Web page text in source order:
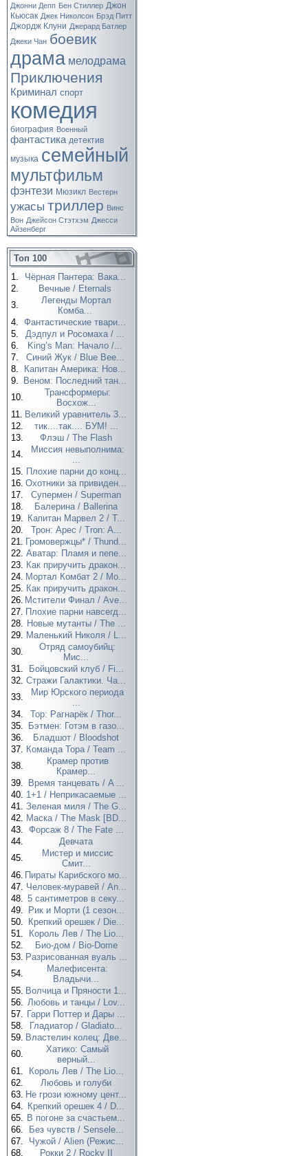
Джонни Депп Бен Стиллер Джон
Кьюсак Джек Николсон Брэд Питт
Джордж Клуни Джерард Батлер
Джеки Чан боевик
драма мелодрама
Приключения
Криминал спорт
комедия
биография Военный
фантастика детектив
музыка семейный
мультфильм
фэнтези Мюзикл Вестерн
ужасы триллер Винс
Вон Джейсон Стэтхэм Джесси
Айзенберг
Топ 100
1.
Чёрная Пантера: Вака...
2.
Вечные / Eternals
3.
Легенды Мортал
Комба...
4. Фантастические твари...
5.
Дэдпул и Росомаха / ...
6.
King’s Man: Начало /...
7.
Синий Жук / Blue Bee...
8.
Капитан Америка: Нов...
9.
Веном: Последний тан...
10.
Трансформеры:
Восхож...
11. Великий уравнитель 3...
12.
тик....так.... БУМ! ...
13.
Флэш / The Flash
14.
Миссия невыполнима:
...
15. Плохие парни до конц...
16. Охотники за привиден...
17.
Супермен / Superman
18.
Балерина / Ballerina
19. Капитан Марвел 2 / T...
20.
Трон: Арес / Tron: A...
21. Громовержцы* / Thund...
22. Аватар: Пламя и пепе...
23. Как приручить дракон...
24. Мортал Комбат 2 / Mo...
25. Как приручить дракон...
26. Мстители Финал / Ave...
27. Плохие парни навсегд...
28. Новые мутанты / The ...
29. Маленький Николя / L...
30.
Отряд самоубийц:
Мис...
31.
Бойцовский клуб / Fi...
32. Стражи Галактики. Ча...
33.
Мир Юрского периода
...
34.
Тор: Рагнарёк / Thor...
35.
Бэтмен: Готэм в газо...
36.
Бладшот / Bloodshot
37. Команда Тора / Team ...
38.
Крамер против
Крамер...
39.
Время танцевать / A ...
40. 1+1 / Неприкасаемые ...
41. Зеленая миля / The G...
42. Маска / The Mask [BD...
43. Форсаж 8 / The Fate ...
44.
Девчата
45.
Мистер и миссис
Смит...
46. Пираты Карибского мо...
47. Человек-муравей / An...
48. 5 сантиметров в секу...
49.
Рик и Морти (1 сезон...
50.
Крепкий орешек / Die...
51.
Король Лев / The Lio...
52.
Био-дом / Bio-Dome
53. Разрисованная вуаль ...
54.
Малефисента:
Владычи...
55. Волчица и Пряности 1...
56. Любовь и танцы / Lov...
57. Гарри Поттер и Дары ...
58.
Гладиатор / Gladiato...
59. Властелин колец: Две...
60.
Хатико: Самый
верный...
61.
Король Лев / The Lio...
62.
Любовь и голуби
63. Не грози южному цент...
64. Крепкий орешек 4 / D...
65. В погоне за счастьем...
66.
Без чувств / Sensele...
67.
Чужой / Alien (Режис...
68.
Рокки 2 / Rocky II